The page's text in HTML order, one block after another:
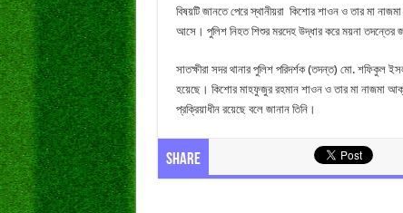
বিষয়টি জানতে পেরে স্থানীয়রা কিশোর শাওন ও তার মা
আসে। পুলিশ নিহত শিশুর মরদেহ উদ্ধার করে ময়না তদন্তের
সাতক্ষীরা সদর থানার পুলিশ পরিদর্শক (তদন্ত) মো. শফিকুল
হয়েছে। কিশোর মাহফুজুর রহমান শাওন ও তার মা নাজমা
প্রক্রিয়াধীন রয়েছে বলে জানান তিনি।
Share